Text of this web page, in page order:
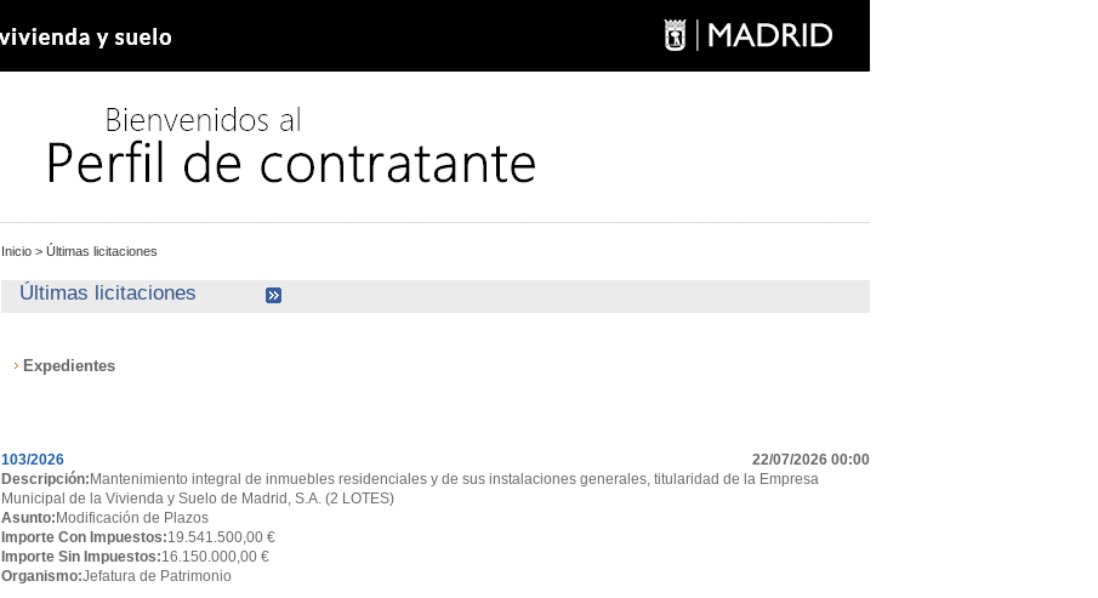
Inicio > Últimas licitaciones
Últimas licitaciones
Expedientes
22/07/2026 00:00
103/2026
Descripción: Mantenimiento integral de inmuebles residenciales y de sus instalaciones generales, titularidad de la Empresa
Municipal de la Vivienda y Suelo de Madrid, S.A. (2 LOTES)
Asunto: Modificación de Plazos
Importe Con Impuestos:19.541.500,00 €
Importe Sin Impuestos:16.150.000,00 €
Organismo:Jefatura de Patrimonio